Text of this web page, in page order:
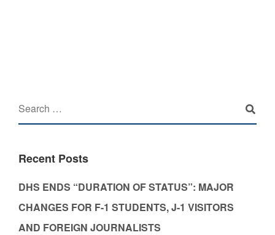
Recent Posts
DHS ENDS “DURATION OF STATUS”: MAJOR
CHANGES FOR F-1 STUDENTS, J-1 VISITORS
AND FOREIGN JOURNALISTS